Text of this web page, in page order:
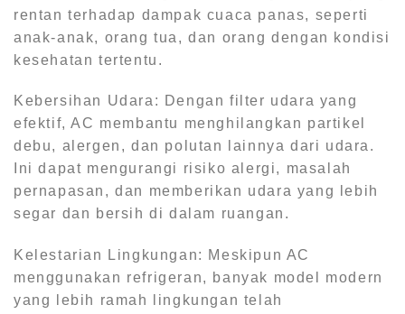
rentan terhadap dampak cuaca panas, seperti
anak-anak, orang tua, dan orang dengan kondisi
kesehatan tertentu.
Kebersihan Udara: Dengan filter udara yang
efektif, AC membantu menghilangkan partikel
debu, alergen, dan polutan lainnya dari udara.
Ini dapat mengurangi risiko alergi, masalah
pernapasan, dan memberikan udara yang lebih
segar dan bersih di dalam ruangan.
Kelestarian Lingkungan: Meskipun AC
menggunakan refrigeran, banyak model modern
yang lebih ramah lingkungan telah